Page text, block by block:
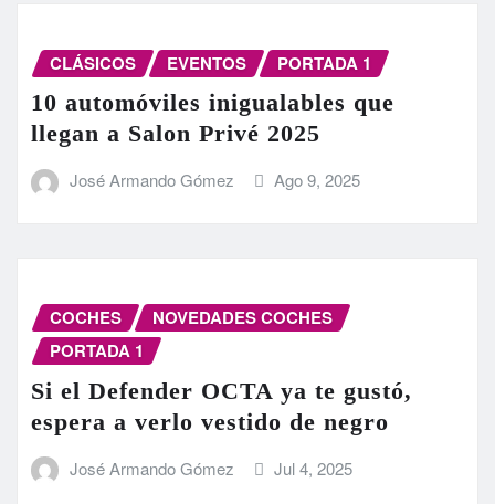
CLÁSICOS EVENTOS PORTADA 1
10 automóviles inigualables que
llegan a Salon Privé 2025
José Armando Gómez Ago 9, 2025
COCHES
NOVEDADES COCHES
PORTADA 1
Si el Defender OCTA ya te gustó,
espera a verlo vestido de negro
José Armando Gómez Jul 4, 2025